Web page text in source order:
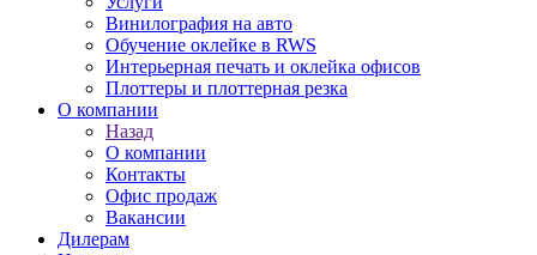
Винилография на авто
Обучение оклейке в RWS
Интерьерная печать и оклейка офисов
Плоттеры и плоттерная резка
О компании
Назад
О компании
Контакты
Офис продаж
Вакансии
Дилерам